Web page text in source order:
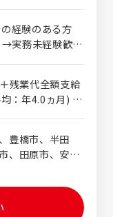
評価などの業務
経験でも教育制
す。 《プロ
設計 【自動
、インバータ等
設計（経路設
御設計 ◎AV機
◎パソコン周辺
ジセンサ） ◎空
車両の電気設計
経験のある方
→実務未経験歓
歓迎！ ◎理工・
学）を卒業され
送機器や家電な
れまでの経験を
スキルアップを
残業代全額支給
：年4.0ヵ月) ※
) 《実際の給与
※月給、各種手
収657万円／40
含む ■年収760
豊橋市、半田
、田原市、安城